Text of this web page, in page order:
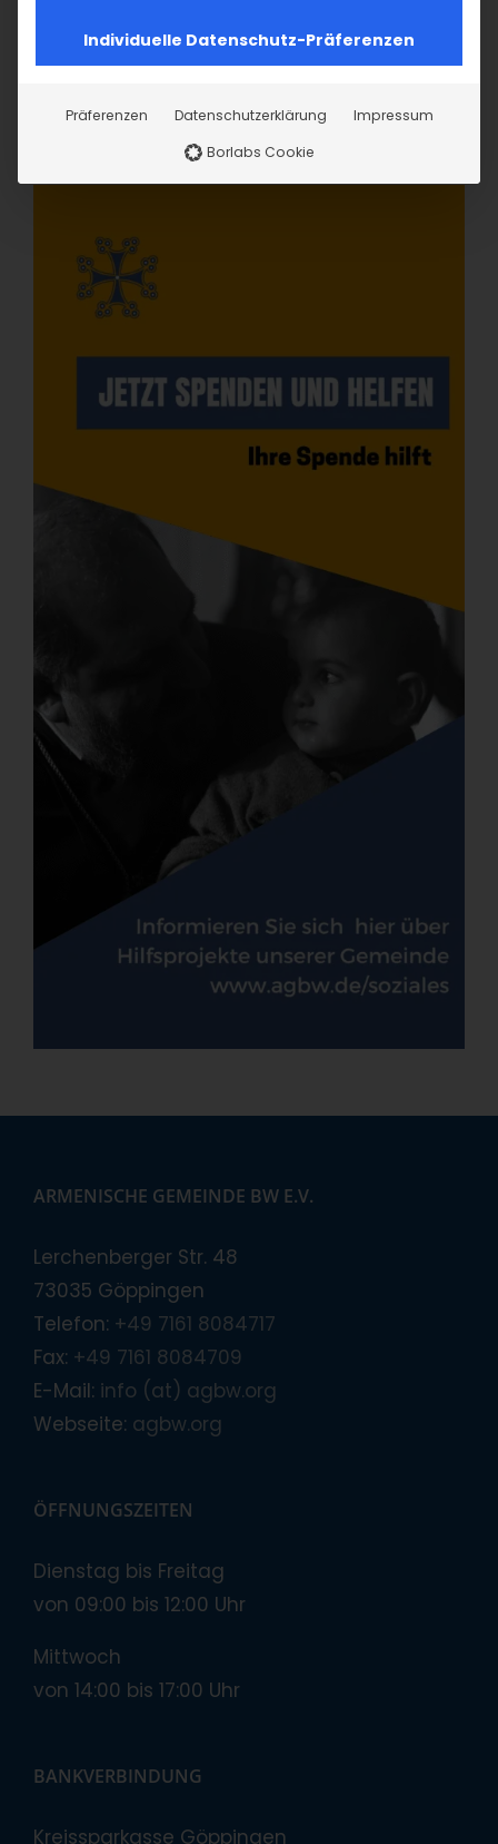
ARMENISCHE GEMEINDE BW E.V.
Lerchenberger Str. 48
73035 Göppingen
Telefon: +49 7161 8084717
Fax: +49 7161 8084709
E-Mail: info (at) agbw.org
Webseite: agbw.org
ÖFFNUNGSZEITEN
Dienstag bis Freitag
von 09:00 bis 12:00 Uhr
Mittwoch
von 14:00 bis 17:00 Uhr
BANKVERBINDUNG
Kreissparkasse Göppingen
Individuelle Datenschutz-Präferenzen
Präferenzen Datenschutzerklärung
Impressum
Borlabs Cookie